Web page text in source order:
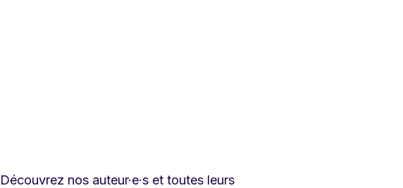
Découvrez nos auteur·e·s et toutes leurs